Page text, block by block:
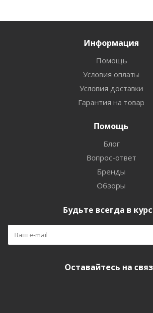
Информация
Помощь
Условия оплаты
Условия доставки
Гарантия на товар
Помощь
Блог
Вопрос-ответ
Бренды
Обзоры
Будьте всегда в
Оставайтесь на